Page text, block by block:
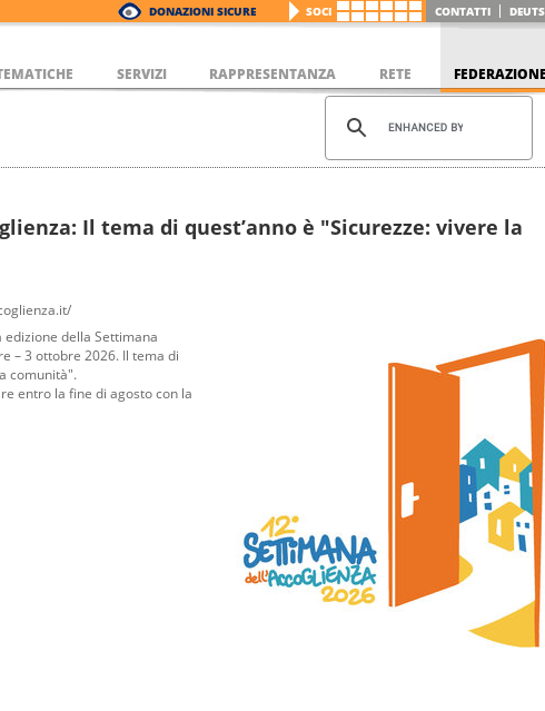
DONAZIONI SICURE SOCI CONTATTI
SERVIZI RAPPRESENTANZA RETE FEDERAZIONE
Il tema di quest’anno è "Sicurezze: vivere la
della Settimana
– 3 ottobre 2026. Il tema di
comunità".
entro la fine di agosto con la